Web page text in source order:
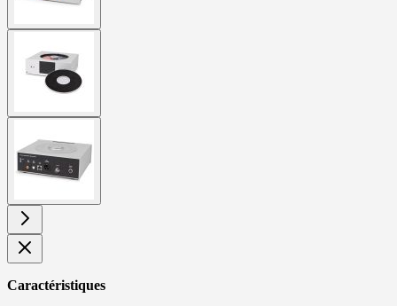
larger
image
larger
image
Caractéristiques